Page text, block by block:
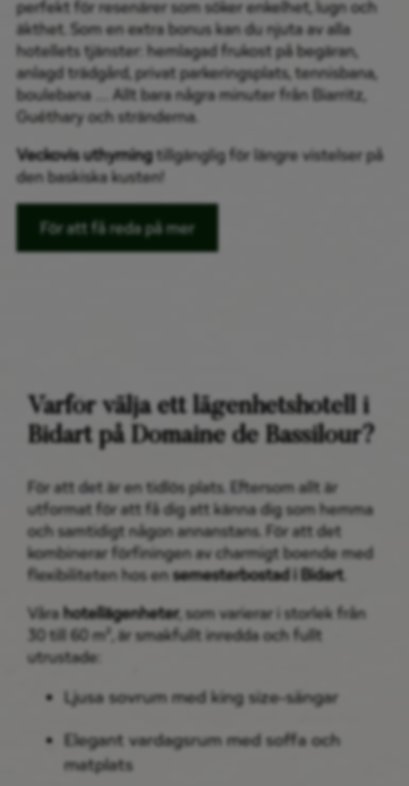
perfekt för resenärer som söker enkelhet, lugn och
äkthet. Som en extra bonus kan du njuta av alla
hotellets tjänster: hemlagad frukost på begäran,
anlagd trädgård, privat parkeringsplats, tennisbana,
boulebana … Allt bara några minuter från Biarritz,
Guéthary och stränderna.
Veckovis uthyrningtillgänglig för längre vistelser på
den baskiska kusten!
För att få reda på mer
Varför välja ett lägenhetshotell i
Bidart på Domaine de Bassilour?
För att det är en tidlös plats. Eftersom allt är
utformat för att få dig att känna dig som hemma
och samtidigt någon annanstans. För att det
kombinerar förfiningen av charmigt boende med
flexibiliteten hos ensemesterbostad i Bidart.
Vårahotellägenheter, som varierar i storlek från
30 till 60 m², är smakfullt inredda och fullt
utrustade:
Ljusa sovrum med king size-sängar
Elegant vardagsrum med soffa och
matplats